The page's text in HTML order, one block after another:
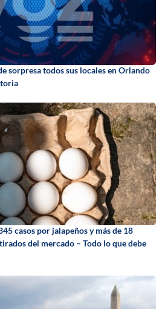
sorpresa todos sus locales en Orlando
casos por jalapeños y más de 18
del mercado – Todo lo que debe